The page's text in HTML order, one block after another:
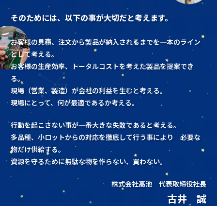
そのためには、以下の事が大切だと考えます。
お客様の見積、注文から製品が納入されるまでを一本のライン
として考える。
お客様の生産効率、トータルコストを考えた製品を提案でき
る。
現場（営業、製造）が会社の利益を生むと考える。
現場にとって、何が最適であるか考える。
行動を起こさない事が一番大きな失敗であると考える。
多品種、小ロットからの対応を徹底して行う事により 必要な
物だけ供給する。
資源を守るために無駄な物を作らない、買わない。
株式会社高池 代表取締役社長
古井 誠